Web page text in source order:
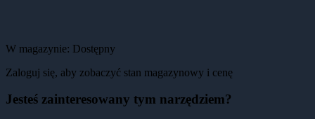
W magazynie: Dostępny
Zaloguj się, aby zobaczyć stan magazynowy i cenę
Jesteś zainteresowany tym narzędziem?